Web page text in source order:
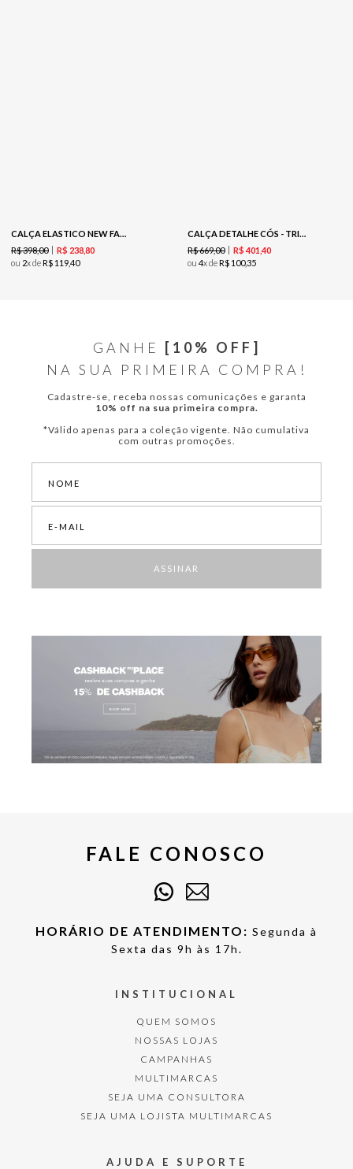
CALÇA ELASTICO NEW FABRIC - CAPUCCINO
R$398,00 R$ 23880
ou 2x deR$ 11940
CALÇA DETALHE CÓS - TRIGO
R$669,00 R$ 401 40
ou 4x deR$ 100,35
GANHE
[10% OFF]
NA SUA PRIMEIRA COMPRA!
Cadastre-se, receba nossas comunicações e garanta
10% off na sua primeira compra.
*Válido apenas para a coleção vigente. Não cumulativa
com outras promoções.
ASSINAR
FALE CONOSCO
HORÁRIO DE ATENDIMENTO: Segunda à
Sexta das 9h às 17h.
INSTITUCIONAL
QUEM SOMOS
NOSSAS LOJAS
CAMPANHAS
MULTIMARCAS
SEJA UMA CONSULTORA
SEJA UMA LOJISTA MULTIMARCAS
AJUDA E SUPORTE